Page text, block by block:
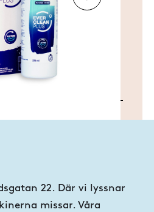
22. Där vi lyssnar
missar. Våra